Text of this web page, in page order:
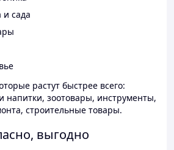
сада
растут быстрее всего:
напитки, зоотовары, инструменты,
строительные товары.
выгодно